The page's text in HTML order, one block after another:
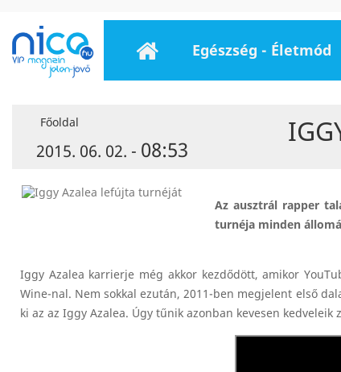
Egészség - Életmód
Főoldal
2015. 06. 02. - 08:53
Az ausztrál rapper
turnéja minden
Iggy Azalea karrierje még akkor kezdődött, amikor
Wine-nal. Nem sokkal ezután, 2011-ben megjelent első
ki az az Iggy Azalea. Úgy tűnik azonban kevesen